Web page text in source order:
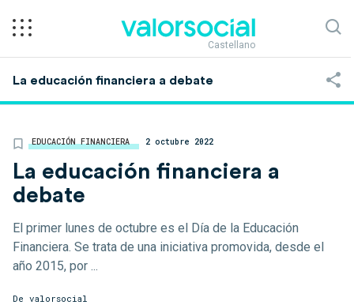
Castellano
La educación financiera a debate
EDUCACIÓN FINANCIERA 2 octubre 2022
La educación financiera a
debate
El primer lunes de octubre es el Día de la Educación
Financiera. Se trata de una iniciativa promovida, desde el
año 2015, por ...
De valorsocial